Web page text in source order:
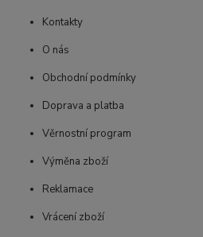
Kontakty
O nás
Obchodní podmínky
Doprava a platba
Věrnostní program
Výměna zboží
Reklamace
Vrácení zboží